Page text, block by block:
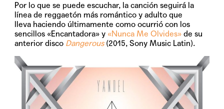
Por lo que se puede escuchar, la canción seguirá la
línea de reggaetón más romántico y adulto que
lleva haciendo últimamente como ocurrió con los
sencillos «Encantadora» y «Nunca Me Olvides» de su
anterior disco Dangerous(2015, Sony Music Latin).